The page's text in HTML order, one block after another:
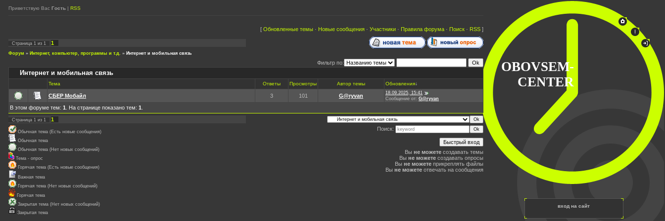
Приветствую Вас Гость | RSS
[ Обновленные темы · Новые сообщения · Участники · Правила форума · Поиск · RSS ]
Страница 1 из 1 1
Форум » Интернет, компьютер, программы и т.д. » Интернет и мобильная связь
Фильтр по:
Интернет и мобильная связь
Тема Ответы Просмотры Автор темы Обновления↓
СБЕР Мобайл 3 101 G@ryvan
18.09.2025, 15:41
Сообщение от: G@ryvan
В этом форуме тем: 1 . На странице показано тем: 1
Страница 1 из 1 1
Обычная тема (Есть новые сообщения)
Обычная тема
Обычная тема (Нет новых сообщений)
Тема - опрос
Горячая тема (Есть новые сообщения)
Важная тема
Горячая тема (Нет новых сообщений)
Горячая тема
Закрытая тема (Нет новых сообщений)
Закрытая тема
Поиск:
Вы не можете создавать темы
Вы не можете создавать опросы
Вы не можете прикреплять файлы
Вы не можете отвечать на сообщения
OBOVSEM-
CENTER
вход на сайт